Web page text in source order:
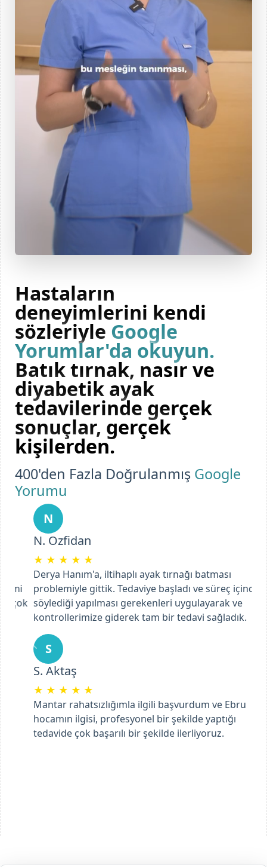
Hastaların
deneyimlerini kendi
sözleriyle Google
Yorumlar'da okuyun.
Batık tırnak, nasır ve
diyabetik ayak
tedavilerinde gerçek
sonuçlar, gerçek
kişilerden.
400'den Fazla Doğrulanmış Google
Yorumu
N
N. Ozfidan
★★★★
Derya Hanım'a, iltihaplı ayak tırnağı batması
problemiyle gittik. Tedaviye başladı ve süreç içinde
söylediği yapılması gerekenleri uygulayarak ve
kontrollerimize giderek tam bir tedavi sağladık.
S. Aktaş
★★★★
Mantar rahatsızlığımla ilgili başvurdum ve Ebru
hocamın ilgisi, profesyonel bir şekilde yaptığı
tedavide çok başarılı bir şekilde ilerliyoruz.
Previous